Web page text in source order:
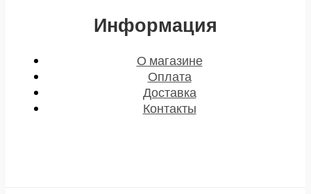
Информация
О магазине
Оплата
Доставка
Контакты